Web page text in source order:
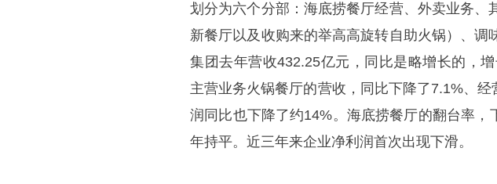
划分为六个分部：海底捞餐厅经营、外卖业务、
新餐厅以及收购来的举高高旋转自助火锅）、调
集团去年营收432.25亿元，同比是略增长的，
主营业务火锅餐厅的营收，同比下降了7.1%、
润同比也下降了约14%。海底捞餐厅的翻台率
年持平。近三年来企业净利润首次出现下滑。